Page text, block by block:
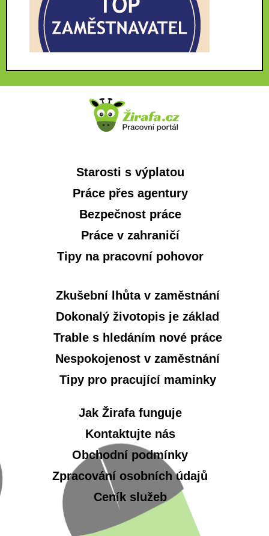
Starosti s výplatou
Práce přes agentury
Bezpečnost práce
Práce v zahraničí
Tipy na pracovní pohovor
Zkušební lhůta v zaměstnání
Dokonalý životopis je základ
Trable s hledáním nové práce
Nespokojenost v zaměstnání
Tipy pro pracující maminky
Jak Žirafa funguje
Kontaktujte nás
Obchodní podmínky
Zpracování osobních údajů
Ceník služeb